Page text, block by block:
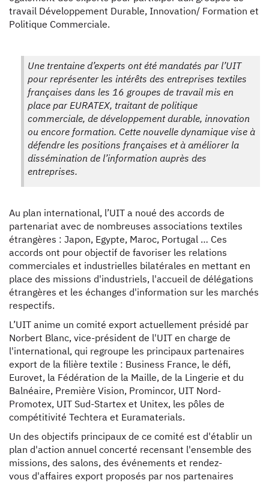
travail Développement Durable, Innovation/ Formation et
Politique Commerciale.
Une trentaine d’experts ont été mandatés par l’UIT
pour représenter les intérêts des entreprises textiles
françaises dans les 16 groupes de travail mis en
place par EURATEX, traitant de politique
commerciale, de développement durable, innovation
ou encore formation. Cette nouvelle dynamique vise à
défendre les positions françaises et à améliorer la
dissémination de l’information auprès des
entreprises.
Au plan international, l’UIT a noué des accords de
partenariat avec de nombreuses associations textiles
étrangères : Japon, Egypte, Maroc, Portugal … Ces
accords ont pour objectif de favoriser les relations
commerciales et industrielles bilatérales en mettant en
place des missions d'industriels, l'accueil de délégations
étrangères et les échanges d'information sur les marchés
respectifs.
L’UIT anime un comité export actuellement présidé par
Norbert Blanc, vice-président de l'UIT en charge de
l'international, qui regroupe les principaux partenaires
export de la filière textile : Business France, le défi,
Eurovet, la Fédération de la Maille, de la Lingerie et du
Balnéaire, Première Vision, Promincor, UIT Nord-
Promotex, UIT Sud-Startex et Unitex, les pôles de
compétitivité Techtera et Euramaterials.
Un des objectifs principaux de ce comité est d'établir un
plan d'action annuel concerté recensant l'ensemble des
missions, des salons, des événements et rendez-
vous d'affaires export proposés par nos partenaires